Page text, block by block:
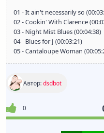
01 - It ain't necessarily so
02 - Cookin' With Clarence
03 - Night Mist Blues (00:04:38)
04 - Blues for J (00:03:21)
05 - Cantaloupe Woman
Автор:dsdbot
0